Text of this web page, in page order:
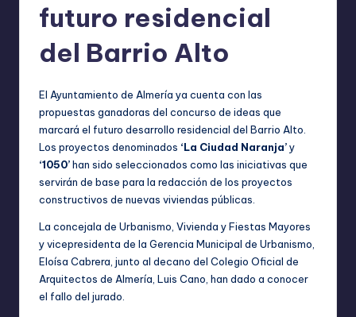
futuro residencial
del Barrio Alto
El Ayuntamiento de Almería ya cuenta con las
propuestas ganadoras del concurso de ideas que
marcará el futuro desarrollo residencial del Barrio Alto.
Los proyectos denominados ‘La Ciudad Naranja’y
‘1050’han sido seleccionados como las iniciativas que
servirán de base para la redacción de los proyectos
constructivos de nuevas viviendas públicas.
La concejala de Urbanismo, Vivienda y Fiestas Mayores
y vicepresidenta de la Gerencia Municipal de Urbanismo,
Eloísa Cabrera, junto al decano del Colegio Oficial de
Arquitectos de Almería, Luis Cano, han dado a conocer
el fallo del jurado.